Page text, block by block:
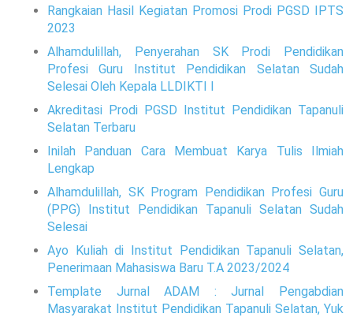
Rangkaian Hasil Kegiatan Promosi Prodi PGSD IPTS
2023
Alhamdulillah, Penyerahan SK Prodi Pendidikan
Profesi Guru Institut Pendidikan Selatan Sudah
Selesai Oleh Kepala LLDIKTI I
Akreditasi Prodi PGSD Institut Pendidikan Tapanuli
Selatan Terbaru
Inilah Panduan Cara Membuat Karya Tulis Ilmiah
Lengkap
Alhamdulillah, SK Program Pendidikan Profesi Guru
(PPG) Institut Pendidikan Tapanuli Selatan Sudah
Selesai
Ayo Kuliah di Institut Pendidikan Tapanuli Selatan,
Penerimaan Mahasiswa Baru T.A 2023/2024
Template Jurnal ADAM : Jurnal Pengabdian
Masyarakat Institut Pendidikan Tapanuli Selatan, Yuk